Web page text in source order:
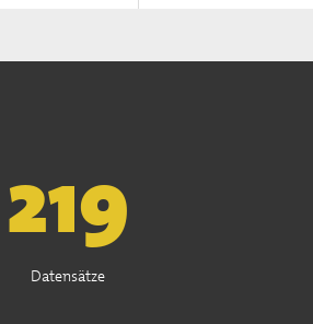
222
Datensätze